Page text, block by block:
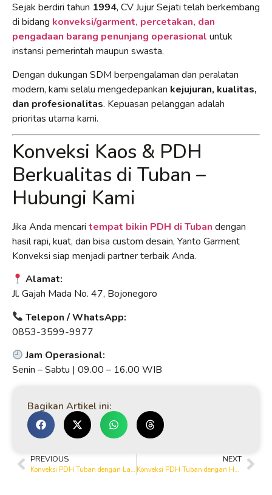
Sejak berdiri tahun 1994, CV Jujur Sejati telah berkembang
di bidang konveksi/garment, percetakan, dan
pengadaan barang penunjang operasional untuk
instansi pemerintah maupun swasta.
Dengan dukungan SDM berpengalaman dan peralatan
modern, kami selalu mengedepankan kejujuran, kualitas,
dan profesionalitas. Kepuasan pelanggan adalah
prioritas utama kami.
Konveksi Kaos & PDH
Berkualitas di Tuban –
Hubungi Kami
Jika Anda mencari tempat bikin PDH di Tuban dengan
hasil rapi, kuat, dan bisa custom desain, Yanto Garment
Konveksi siap menjadi partner terbaik Anda.
Alamat:
Jl. Gajah Mada No. 47, Bojonegoro
Telepon / WhatsApp:
0853-3599-9977
Jam Operasional:
Senin – Sabtu | 09.00 – 16.00 WIB
Bagikan Artikel ini:
PREVIOUS
Konveksi PDH Tuban dengan Layanan Produksi Profesional
NEXT
Konveksi PDH Tuban dengan Harga Terjangkau dan Kualitas Terbaik